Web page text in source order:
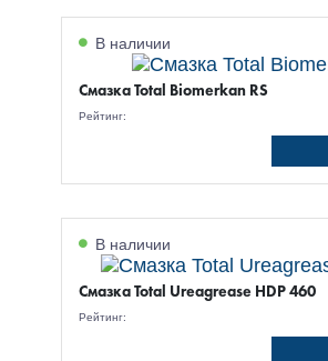
В наличии
Смазка Total Biomerkan RS
Рейтинг:
В наличии
Смазка Total Ureagrease HDP 460
Рейтинг: